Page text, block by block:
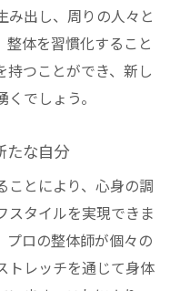
み出し、周りの人々と
整体を習慣化すること
持つことができ、新し
でしょう。
たな自分
ことにより、心身の調
スタイルを実現できま
プロの整体師が個々の
トレッチを通じて身体